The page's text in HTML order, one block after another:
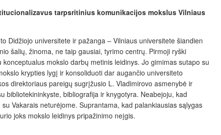
tarpsritinius komunikacijos mokslus Vilniaus
Didžiojo universitete ir pažanga – Vilniaus universitete šiandien
šalių, žinoma, ne taip gausiai, tyrimo centrų. Pirmoji ryški
mokslo darbų metinis leidinys. Jo gimimas sutapo su
krypties lygį ir konsoliduoti dar augančio universiteto
direktoriaus pareigų sugrįžusio L. Vladimirovo asmenybė ir
bibliotekininkyste, bibliografija ir knygotyra. Neabejoju, kad
Vakarais neturėjome. Suprantama, kad palankiausias sąlygas
joks mokslo leidinys pripažinimo neįgis.